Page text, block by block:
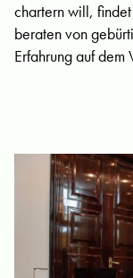
chartern will,
beraten von
Erfahrung auf dem